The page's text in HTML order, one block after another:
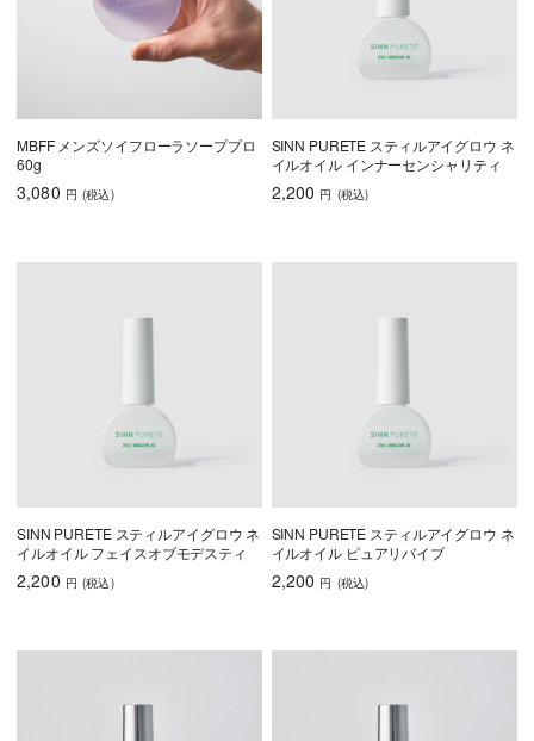
MBFF メンズソイフローラソーププロ
60g
3,080 円 (税込)
SINN PURETE スティルアイグロウ ネ
イルオイル インナーセンシャリティ
2,200 円 (税込)
SINN PURETE スティルアイグロウ ネ
イルオイル フェイスオブモデスティ
2,200 円 (税込)
SINN PURETE スティルアイグロウ ネ
イルオイル ピュアリバイブ
2,200 円 (税込)